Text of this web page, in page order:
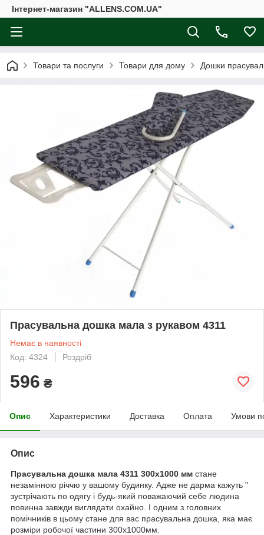
Інтернет-магазин "ALLENS.COM.UA"
Товари та послуги Товари для дому Дошки
Прасувальна дошка мала з рукавом 4311
Немає в наявності
Код: 4324
Роздріб
596 ₴
Опис Характеристики Доставка Оплата Умови
Опис
Прасувальна дошка мала 4311 300х1000 мм стане
незамінною річчю у вашому будинку. Адже не дарма кажуть "
зустрічають по одягу і будь-який поважаючий себе людина
повинна завжди виглядати охайно. І одним з головних
помічників в цьому стане для вас прасувальна дошка, яка має
розміри робочої частини 300х1000мм.